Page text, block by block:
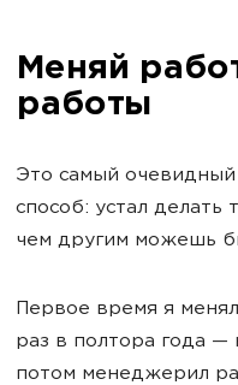
Меняй
работы
Это самый
способ: устал
чем другим можешь
Первое время я
раз в полтора года —
потом менеджерил